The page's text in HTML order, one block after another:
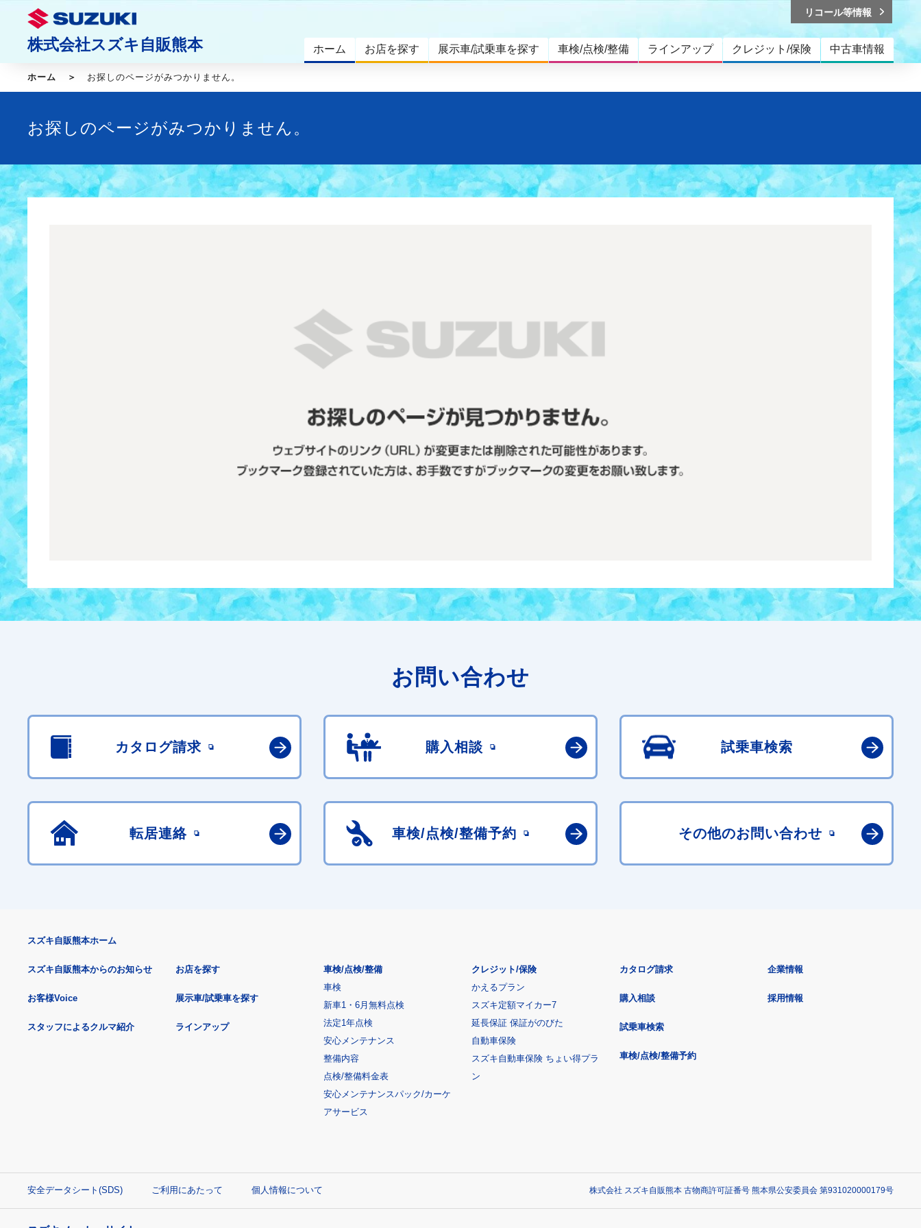
株式会社スズキ自販熊本 ホーム お店を探す 展示車/試乗車を探す 車検/点検/整備 ラインアップ クレジット/保険 中古車情報
リコール等情報
ホーム お探しのページがみつかりません。
お探しのページがみつかりません。
お問い合わせ
カタログ請求 購入相談 試乗車検索
転居連絡 車検/点検/整備予約 その他のお問い合わせ
スズキ自販熊本ホーム
スズキ自販熊本からのお知らせ
お客様Voice
スタッフによるクルマ紹介
お店を探す
展示車/試乗車を探す
ラインアップ
車検/点検/整備
車検
新車1・6月無料点検
法定1年点検
安心メンテナンス
整備内容
点検/整備料金表
安心メンテナンスパック/カーケ
アサービス
クレジット/保険
かえるプラン
スズキ定額マイカー7
延長保証 保証がのびた
自動車保険
スズキ自動車保険 ちょい得プラ
ン
カタログ請求
購入相談
試乗車検索
車検/点検/整備予約
企業情報
採用情報
安全データシート(SDS) ご利用にあたって 個人情報について 株式会社 スズキ自販熊本 古物商許可証番号 熊本県公安委員会 第931020000179号